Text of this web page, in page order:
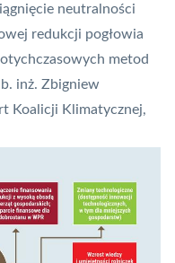
neutralności
redukcji pogłowia
metod
inż. Zbigniew
Koalicji Klimatycznej,